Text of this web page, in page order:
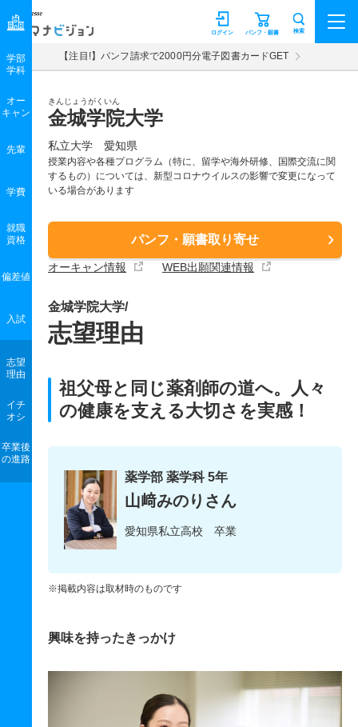
マナビジョン パンフ・願書
ログイン 検索
【注目!】パンフ請求で2000円分電子図書カードGET
きんじょうがくいん
金城学院大学
私立大学 愛知県
授業内容や各種プログラム（特に、留学や海外研修、国際交流に関
するもの）については、新型コロナウイルスの影響で変更になって
いる場合があります
パンフ・願書取り寄せ
オーキャン情報 WEB出願関連情報
学部
学科
オー
キャン
先輩
学費
就職
資格
偏差値
入試
志望
理由
イチ
オシ
卒業後
の進路
金城学院大学/
志望理由
祖父母と同じ薬剤師の道へ。人々
の健康を支える大切さを実感！
薬学部 薬学科 5年
山﨑みのりさん
愛知県私立高校 卒業
※掲載内容は取材時のものです
興味を持ったきっかけ